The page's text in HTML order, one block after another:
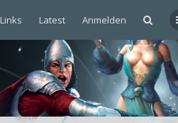
Links Latest Anmelden